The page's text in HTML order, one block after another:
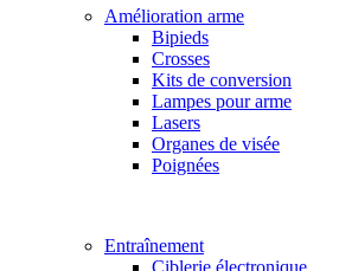
Amélioration arme
Bipieds
Crosses
Kits de conversion
Lampes pour arme
Lasers
Organes de visée
Poignées
Entraînement
Ciblerie électronique